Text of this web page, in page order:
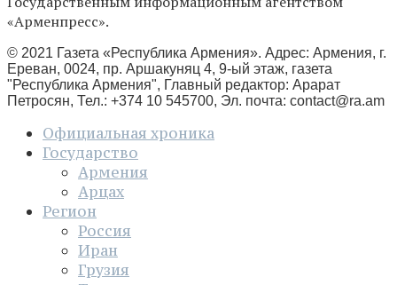
«Арменпресс».
© 2021 Газета «Республика Армения». Адрес: Армения, г.
Ереван, 0024, пр. Аршакуняц 4, 9-ый этаж, газета
"Республика Армения", Главный редактор: Арарат
Петросян, Тел.: +374 10 545700, Эл. почта: contact@ra.am
Официальная хроника
Государство
Армения
Арцах
Регион
Россия
Иран
Грузия